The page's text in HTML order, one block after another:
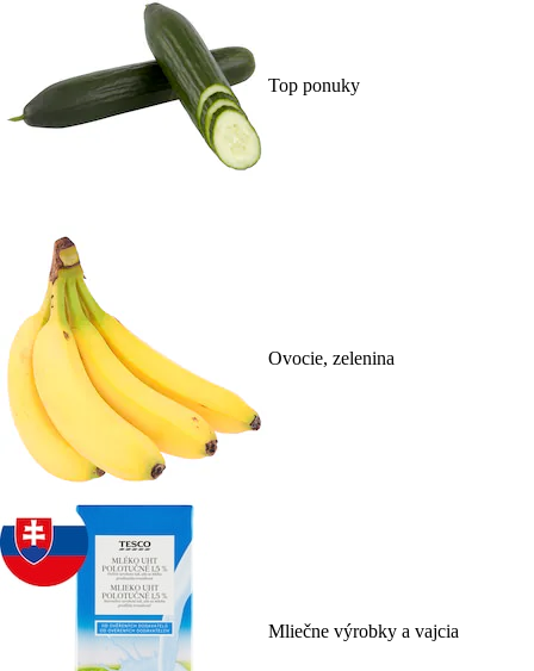
Top ponuky
Ovocie, zelenina
Mliečne výrobky a vajcia